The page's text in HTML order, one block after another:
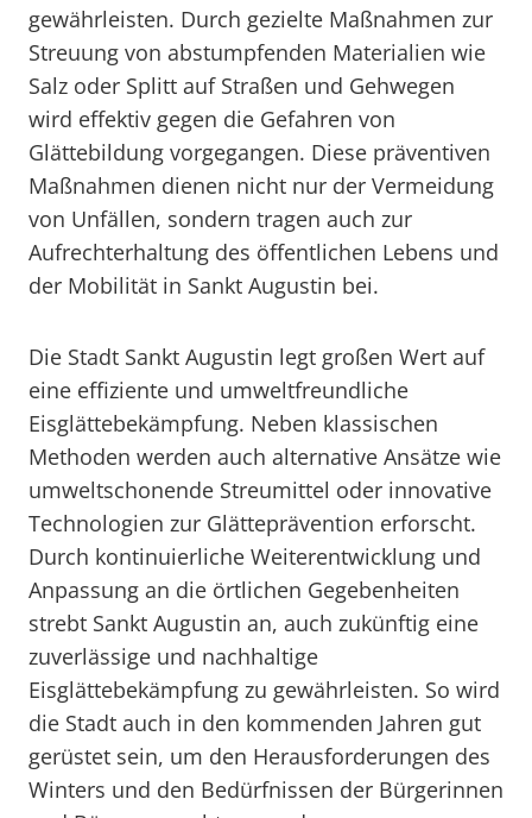
gewährleisten. Durch gezielte Maßnahmen zur
Streuung von abstumpfenden Materialien wie
Salz oder Splitt auf Straßen und Gehwegen
wird effektiv gegen die Gefahren von
Glättebildung vorgegangen. Diese präventiven
Maßnahmen dienen nicht nur der Vermeidung
von Unfällen, sondern tragen auch zur
Aufrechterhaltung des öffentlichen Lebens und
der Mobilität in Sankt Augustin bei.
Die Stadt Sankt Augustin legt großen Wert auf
eine effiziente und umweltfreundliche
Eisglättebekämpfung. Neben klassischen
Methoden werden auch alternative Ansätze wie
umweltschonende Streumittel oder innovative
Technologien zur Glätteprävention erforscht.
Durch kontinuierliche Weiterentwicklung und
Anpassung an die örtlichen Gegebenheiten
strebt Sankt Augustin an, auch zukünftig eine
zuverlässige und nachhaltige
Eisglättebekämpfung zu gewährleisten. So wird
die Stadt auch in den kommenden Jahren gut
gerüstet sein, um den Herausforderungen des
Winters und den Bedürfnissen der Bürgerinnen